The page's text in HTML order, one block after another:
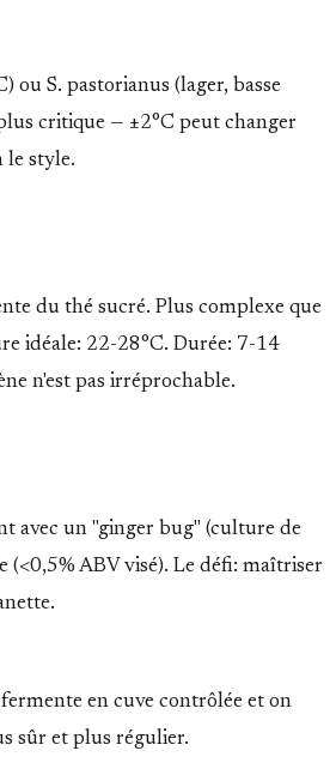
ou S. pastorianus (lager, basse
critique — ±2°C peut changer
le style.
du thé sucré. Plus complexe que
idéale: 22-28°C. Durée: 7-14
n'est pas irréprochable.
avec un "ginger bug" (culture de
(<0,5% ABV visé). Le défi: maîtriser
en cuve contrôlée et on
sûr et plus régulier.